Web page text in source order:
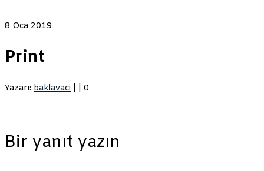
8 Oca 2019
Print
Yazarı: baklavaci 0
Bir yanıt yazın